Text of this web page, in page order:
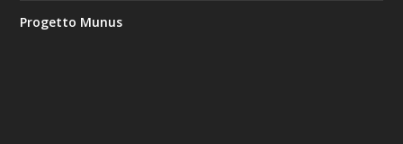
Progetto Munus